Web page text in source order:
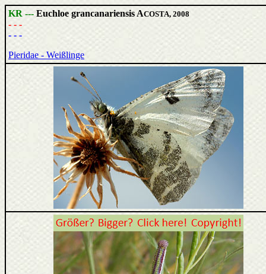
KR --- Euchloe grancanariensis ACOSTA, 2008
- - -
- - -
Pieridae - Weißlinge